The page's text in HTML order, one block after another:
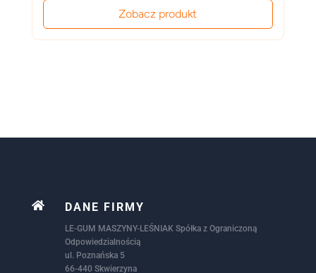
Zobacz produkt
 DANE FIRMY
LE-GUM MASZYNY-LEŚNIAK Spółka z Ograniczoną
Odpowiedzialnością
ul. Poznańska 5
66-440 Skwierzyna